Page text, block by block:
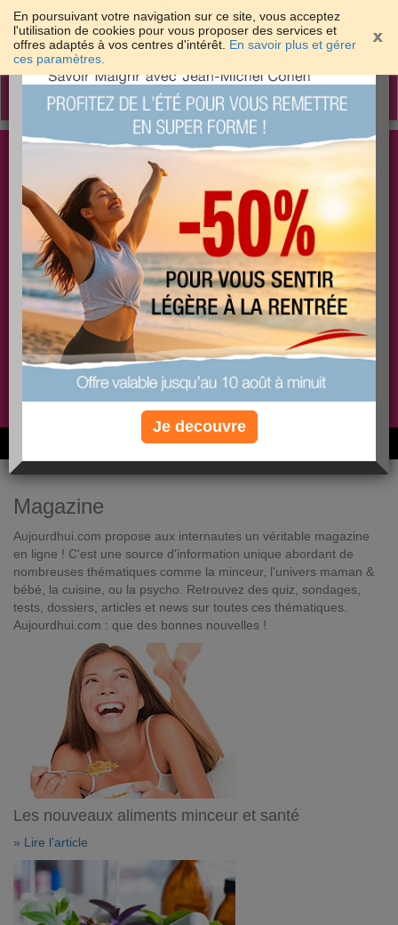
En poursuivant votre navigation sur ce site, vous acceptez
l'utilisation de cookies pour vous proposer des services et
offres adaptés à vos centres d'intérêt. En savoir plus et gérer
ces paramètres.
Toggle
Les meilleures solutions pour maigrir et être bien
dans sa peau
PLUS
EFFICACE
PLUS
SANTÉ
PLUS
COACHING
Non, je préfère le régime gratuit
6M de personnes ont maigri et réappris à manger avec nous
Magazine
Aujourdhui.com propose aux internautes un véritable magazine
en ligne ! C'est une source d'information unique abordant de
nombreuses thématiques comme la minceur, l'univers maman &
bébé, la cuisine, ou la psycho. Retrouvez des quiz, sondages,
tests, dossiers, articles et news sur toutes ces thématiques.
Aujourdhui.com : que des bonnes nouvelles !
Les nouveaux aliments minceur et santé
» Lire l'article
×
Je decouvre